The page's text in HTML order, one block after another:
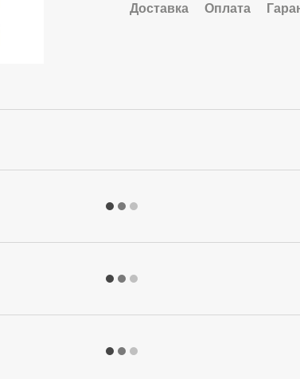
Доставка Оплата